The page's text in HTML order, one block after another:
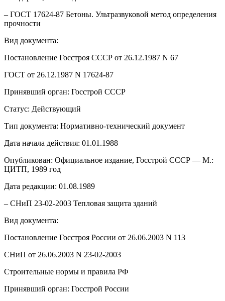
– ГОСТ 17624-87 Бетоны. Ультразвуковой метод определения
прочности
Вид документа:
Постановление Госстроя СССР от 26.12.1987 N 67
ГОСТ от 26.12.1987 N 17624-87
Принявший орган: Госстрой СССР
Статус: Действующий
Тип документа: Нормативно-технический документ
Дата начала действия: 01.01.1988
Опубликован: Официальное издание, Госстрой СССР — М.:
ЦИТП, 1989 год
Дата редакции: 01.08.1989
– СНиП 23-02-2003 Тепловая защита зданий
Вид документа:
Постановление Госстроя России от 26.06.2003 N 113
СНиП от 26.06.2003 N 23-02-2003
Строительные нормы и правила РФ
Принявший орган: Госстрой России